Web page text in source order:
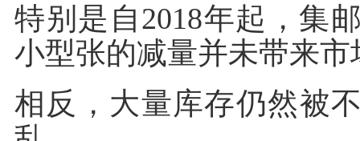
特别是自2018年起，集
小型张的减量并未带来
相反，大量库存仍然被